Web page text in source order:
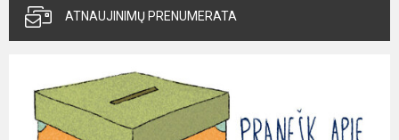
ATNAUJINIMŲ PRENUMERATA